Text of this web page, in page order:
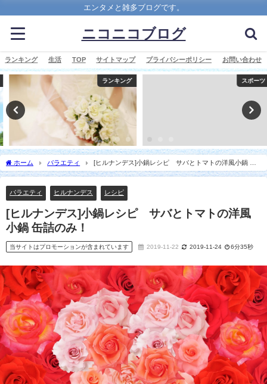
エンタメと雑多ブログです。
ニコニコブログ
ランキング 生活 TOP サイトマップ プライバシーポリシー お問い合わせ
ランキング スポーツ
ホーム バラエティ
[ヒルナンデス]小鍋レシピ サバとトマトの洋風小鍋 缶
詰のみ！
バラエティ ヒルナンデス レシピ
[ヒルナンデス]小鍋レシピ サバとトマトの洋風
小鍋 缶詰のみ！
当サイトはプロモーションが含まれています 2019-11-22 2019-11-24 6分35秒